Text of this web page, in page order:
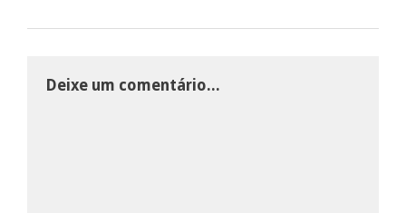
Deixe um comentário...